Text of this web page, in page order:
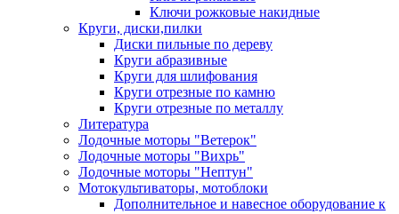
Ключи рожковые накидные
Круги, диски,пилки
Диски пильные по дереву
Круги абразивные
Круги для шлифования
Круги отрезные по камню
Круги отрезные по металлу
Литература
Лодочные моторы "Ветерок"
Лодочные моторы "Вихрь"
Лодочные моторы "Нептун"
Мотокультиваторы, мотоблоки
Дополнительное и навесное оборудование к